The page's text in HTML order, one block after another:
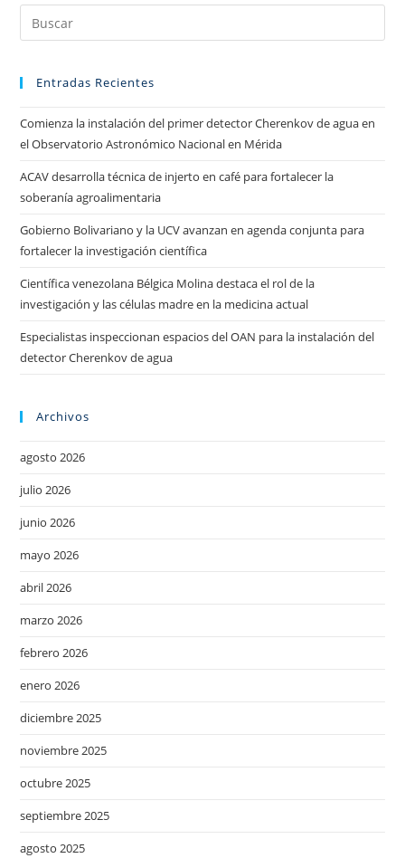
Entradas Recientes
Comienza la instalación del primer detector Cherenkov de agua en
el Observatorio Astronómico Nacional en Mérida
ACAV desarrolla técnica de injerto en café para fortalecer la
soberanía agroalimentaria
Gobierno Bolivariano y la UCV avanzan en agenda conjunta para
fortalecer la investigación científica
Científica venezolana Bélgica Molina destaca el rol de la
investigación y las células madre en la medicina actual
Especialistas inspeccionan espacios del OAN para la instalación del
detector Cherenkov de agua
Archivos
agosto 2026
julio 2026
junio 2026
mayo 2026
abril 2026
marzo 2026
febrero 2026
enero 2026
diciembre 2025
noviembre 2025
octubre 2025
septiembre 2025
agosto 2025